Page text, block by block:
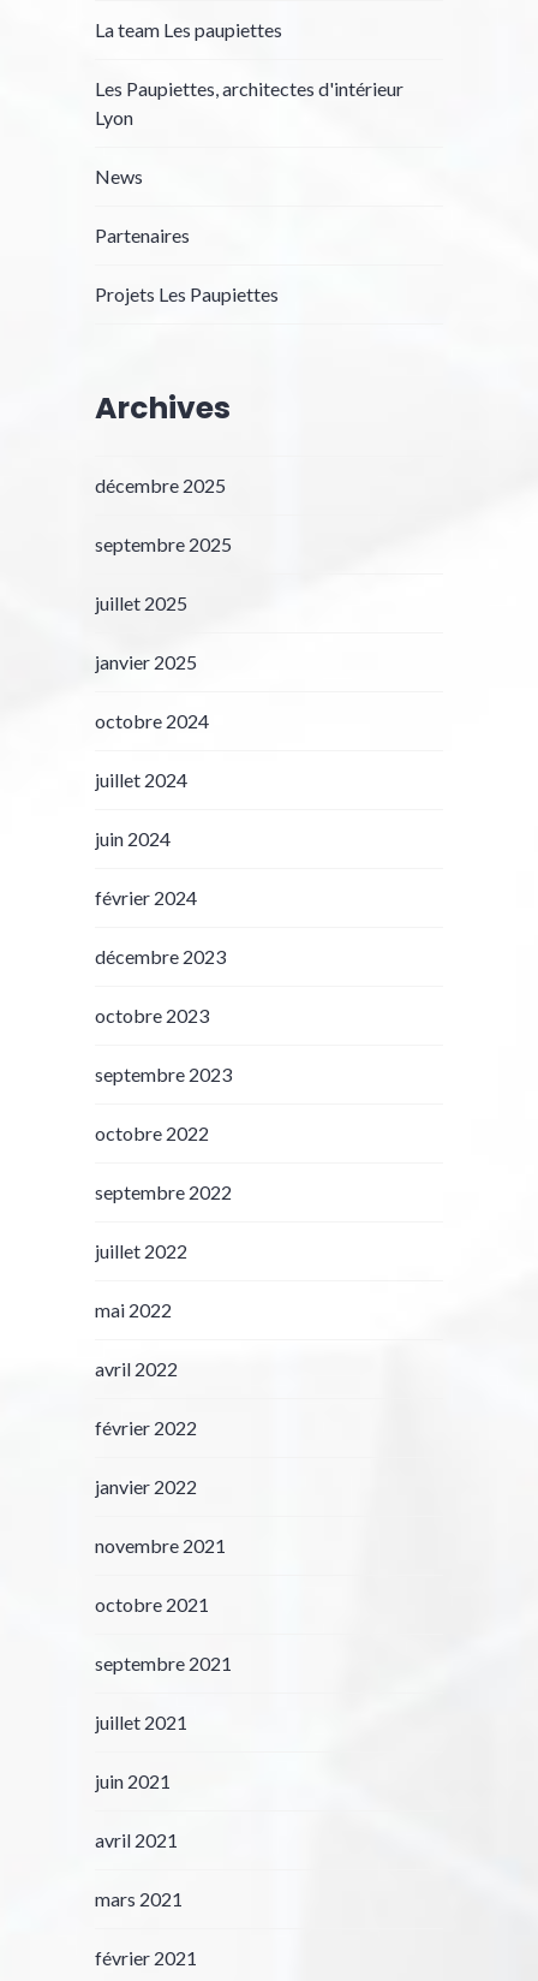
La team Les paupiettes
Les Paupiettes, architectes d'intérieur
Lyon
News
Partenaires
Projets Les Paupiettes
Archives
décembre 2025
septembre 2025
juillet 2025
janvier 2025
octobre 2024
juillet 2024
juin 2024
février 2024
décembre 2023
octobre 2023
septembre 2023
octobre 2022
septembre 2022
juillet 2022
mai 2022
avril 2022
février 2022
janvier 2022
novembre 2021
octobre 2021
septembre 2021
juillet 2021
juin 2021
avril 2021
mars 2021
février 2021